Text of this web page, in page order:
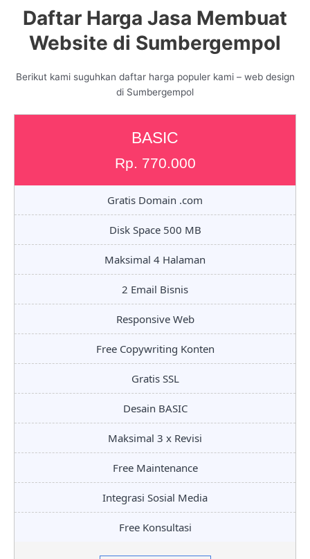
Daftar Harga Jasa Membuat
Website di Sumbergempol
Berikut kami suguhkan daftar harga populer kami – web design
di Sumbergempol
BASIC
Rp. 770.000
Gratis Domain .com
Disk Space 500 MB
Maksimal 4 Halaman
2 Email Bisnis
Responsive Web
Free Copywriting Konten
Gratis SSL
Desain BASIC
Maksimal 3 x Revisi
Free Maintenance
Integrasi Sosial Media
Free Konsultasi